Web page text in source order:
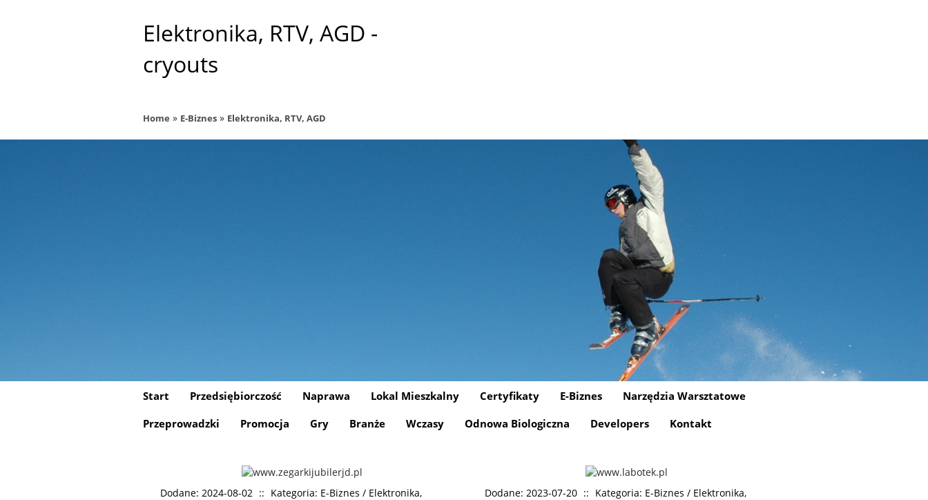
Elektronika, RTV, AGD -
cryouts
Home » E-Biznes » Elektronika, RTV, AGD
Start Przedsiębiorczość Naprawa Lokal Mieszkalny Certyfikaty E-Biznes
Narzędzia Warsztatowe
Przeprowadzki
Promocja Gry Branże Wczasy Odnowa Biologiczna Developers Kontakt
Dodane: 2024-08-02 :: Kategoria: E-Biznes / Elektronika,
Dodane: 2023-07-20 :: Kategoria: E-Biznes / Elektronika,